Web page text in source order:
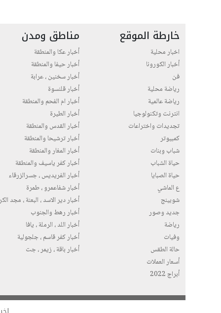
خارطة الموقع
اخبار محلية
أخبار الكورونا
فن
رياضة محلية
رياضة عالمية
انترنت وتكنولوجيا
تجديدات واختراعات
كمبيوتر
شباب وبنات
حياة الشباب
حياة الصبايا
ع الماشي
شوبينج
جديد وصور
رياضة
وفيات
حالة الطقس
أسعار العملات
أبراج 2022
مناطق ومدن
أخبار عكا والمنطقة
أخبار حيفا والمنطقة
أخبار سخنين ، عرابة
أخبار قلنسوة
أخبار ام الفحم والمنطقة
أخبار الطيرة
أخبار القدس والمنطقة
أخبار ترشيحا والمنطقة
أخبار المغار والمنطقة
أخبار كفر ياسيف والمنطقة
أخبار الفريديس ، جسرالزرقاء
أخبار شفاعمرو ، طمرة
أخبار دير الاسد ، البعنة ، مجد
أخبار رهط والجنوب
أخبار اللد ، الرملة ، يافا
أخبار كفر قاسم ، جلجولية
أخبار باقة ، زيمر ، جت